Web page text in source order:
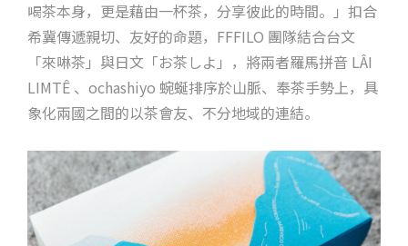
喝茶本身，更是藉由一杯茶，分享彼此的時間。」扣合
希冀傳遞親切、友好的命題，FFFILO 團隊結合台文
「來啉茶」與日文「お茶しよ」，將兩者羅馬拼音 LÂI
LIMTÊ 、ochashiyo 蜿蜒排序於山脈、奉茶手勢上，具
象化兩國之間的以茶會友、不分地域的連結。